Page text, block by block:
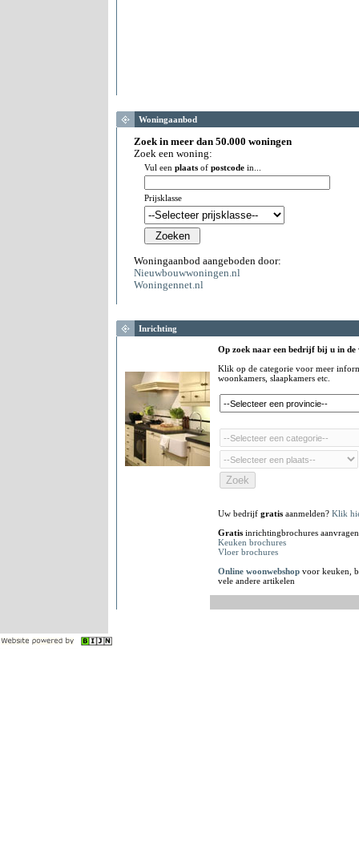
Woningaanbod
Zoek in meer dan 50.000 woningen
Zoek een woning:
Vul een plaats of postcode in...
Prijsklasse
Woningaanbod aangeboden door:
Nieuwbouwwoningen.nl
Woningennet.nl
Inrichting
Op zoek naar een bedrijf bij u in
Klik op de categorie voor meer
woonkamers, slaapkamers etc.
Uw bedrijf gratis aanmelden? Klik
Gratis inrichtingbrochures
Keuken brochures
Vloer brochures
Online woonwebshop voor keuken,
vele andere artikelen